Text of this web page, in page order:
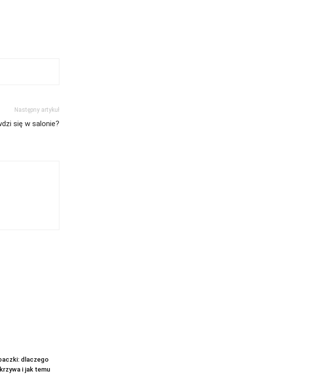
Następny artykuł
się w salonie?
dlaczego
i jak temu